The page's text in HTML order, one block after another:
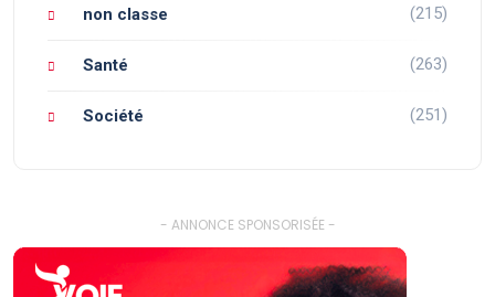
non classe (215)
Santé (263)
Société (251)
- ANNONCE SPONSORISÉE -